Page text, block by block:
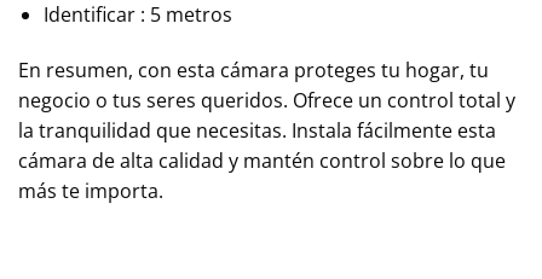
Identificar : 5 metros
En resumen, con esta cámara proteges tu hogar, tu
negocio o tus seres queridos. Ofrece un control total y
la tranquilidad que necesitas. Instala fácilmente esta
cámara de alta calidad y mantén control sobre lo que
más te importa.